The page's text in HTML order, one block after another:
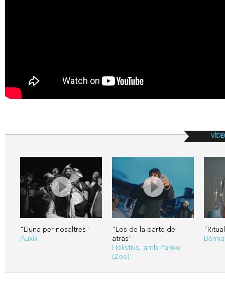
"Lluna per nosaltres"
Auxili
"Los de la parte de
atrás"
Holistiks, amb Panxo
(Zoo)
Bèrnia